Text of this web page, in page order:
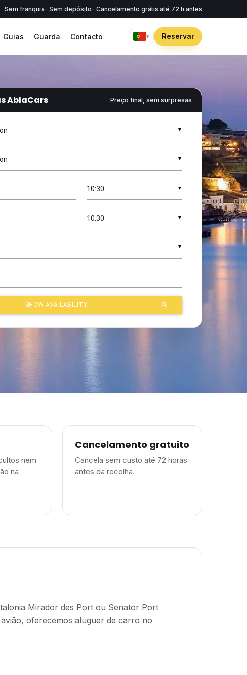
Sem franquia · Sem depósito · Cancelamento grátis até 72 h antes
Guias Guarda Contacto ▾ Reservar
AblaCars Preço final, sem surpresas
nem
na
Cancelamento gratuito
Cancela sem custo até 72 horas
antes da recolha.
Mirador des Port ou Senator Port
oferecemos aluguer de carro no